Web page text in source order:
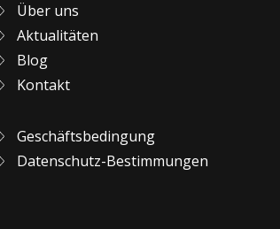
Über uns
Aktualitäten
Blog
Kontakt
Geschäftsbedingung
Datenschutz-Bestimmungen